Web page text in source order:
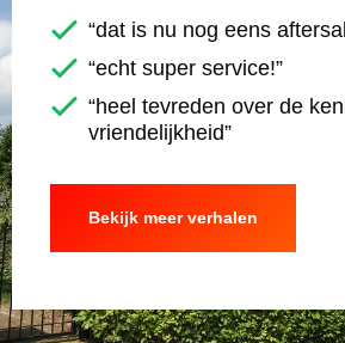
“dat is nu nog eens
“echt super service!”
“heel tevreden over de
vriendelijkheid”
Bekijk meer verhalen